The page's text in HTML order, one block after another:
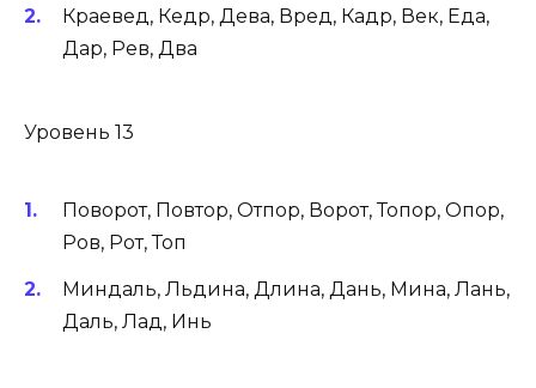
Краевед, Кедр, Дева, Вред, Кадр, Век, Еда,
Дар, Рев, Два
Уровень 13
Поворот, Повтор, Отпор, Ворот, Топор, Опор,
Ров, Рот, Топ
Миндаль, Льдина, Длина, Дань, Мина, Лань,
Даль, Лад, Инь